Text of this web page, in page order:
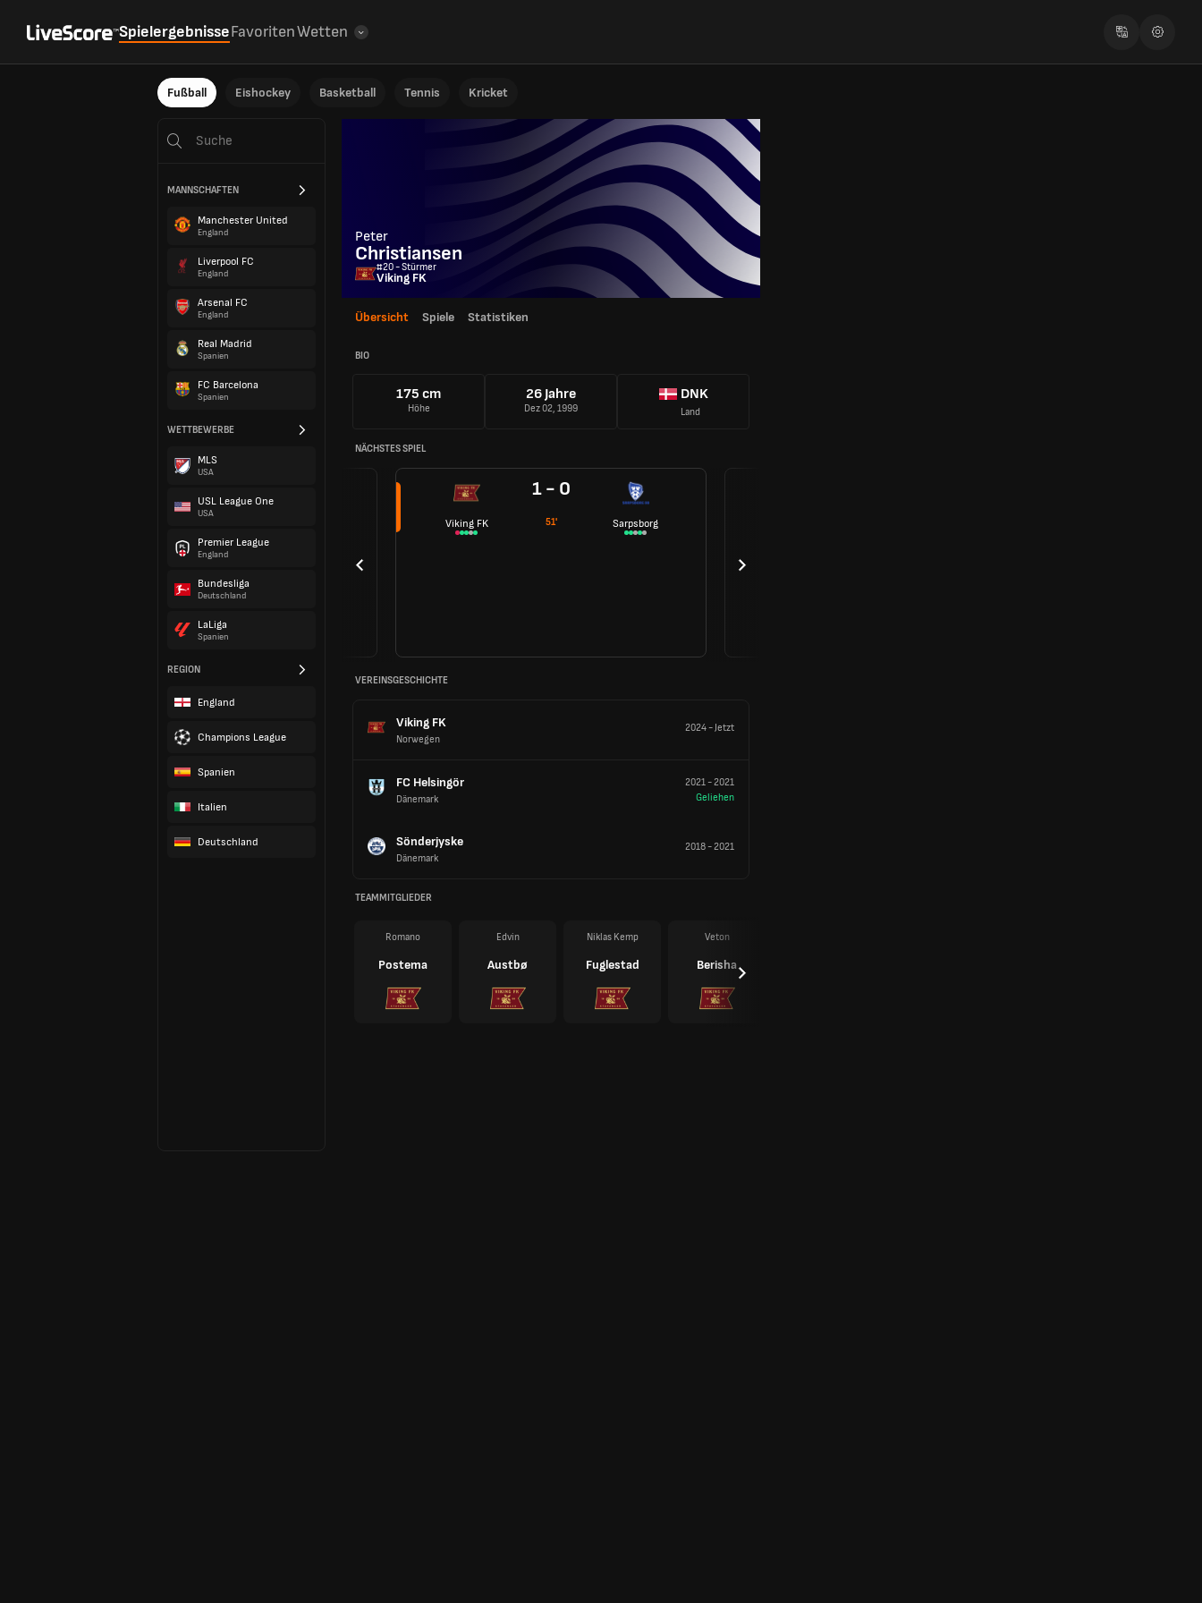
SpielergebnisseFavoritenWetten
Fußball Eishockey Basketball Tennis Kricket
MANNSCHAFTEN
Manchester United
England
Liverpool FC
England
Arsenal FC
England
Real Madrid
Spanien
FC Barcelona
Spanien
WETTBEWERBE
MLS
USA
USL League One
USA
Premier League
England
Bundesliga
Deutschland
LaLiga
Spanien
REGION
England
Champions League
Spanien
Italien
Deutschland
Peter
Christiansen
#20 - Stürmer
Viking FK
Übersicht Spiele Statistiken
BIO
175 cm
Höhe
26 Jahre
Dez 02, 1999
DNK
Land
NÄCHSTES SPIEL
Viking FK
1 - 0
51' Sarpsborg
VEREINSGESCHICHTE
Viking FK
Norwegen
2024-Jetzt
FC Helsingör
Dänemark
2021-2021
Geliehen
Sönderjyske
Dänemark
2018-2021
TEAMMITGLIEDER
Romano
Postema
Edvin
Austbø
Niklas Kemp
Fuglestad
Veton
Berisha